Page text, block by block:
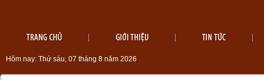
Hôm nay: Thứ sáu, 07 tháng 8 năm 2026